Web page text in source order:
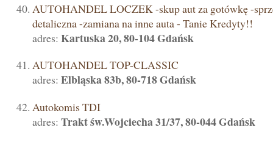
AUTOHANDEL LOCZEK -skup aut za gotówkę -
detaliczna -zamiana na inne auta - Tanie Kredyty!!
adres: Kartuska 20, 80-104 Gdańsk
AUTOHANDEL TOP-CLASSIC
adres: Elbląska 83b, 80-718 Gdańsk
Autokomis TDI
adres: Trakt św.Wojciecha 31/37, 80-044 Gdańsk